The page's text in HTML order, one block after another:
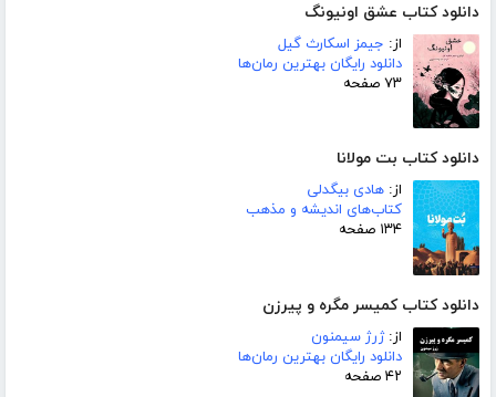
دانلود کتاب عشق اونیونگ
از: جیمز اسکارث گیل
دانلود رایگان بهترین رمان‌ها
۷۳ صفحه
دانلود کتاب بت مولانا
از: هادی بیگدلی
کتاب‌های اندیشه و مذهب
۱۳۴ صفحه
دانلود کتاب کمیسر مگره و پیرزن
از:ژرژ سیمنون
دانلود رایگان بهترین رمان‌ها
۴۲ صفحه